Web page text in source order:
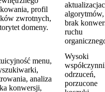
profil
zwrotnych,
domeny.
algorytmów,
brak
ruchu
menu,
analiza
konwersji,
Wysoki
odrzuceń,
porzucone